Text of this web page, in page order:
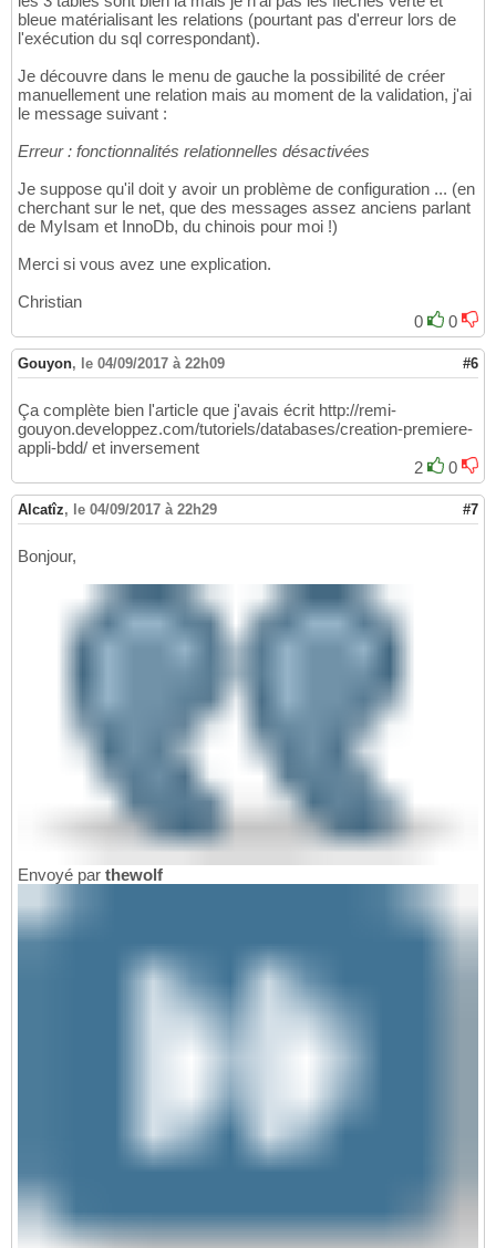
bleue matérialisant les relations (pourtant pas d'erreur lors de
l'exécution du sql correspondant).
Je découvre dans le menu de gauche la possibilité de créer
manuellement une relation mais au moment de la validation, j'ai
le message suivant :
Erreur : fonctionnalités relationnelles désactivées
Je suppose qu'il doit y avoir un problème de configuration ... (en
cherchant sur le net, que des messages assez anciens parlant
de MyIsam et InnoDb, du chinois pour moi !)
Merci si vous avez une explication.
Christian
0
0
Gouyon, le 04/09/2017 à 22h09 #6
Ça complète bien l'article que j'avais écrit http://remi-
gouyon.developpez.com/tutoriels/databases/creation-premiere-
appli-bdd/ et inversement
2
0
Alcatîz, le 04/09/2017 à 22h29 #7
Bonjour,
Envoyé par thewolf